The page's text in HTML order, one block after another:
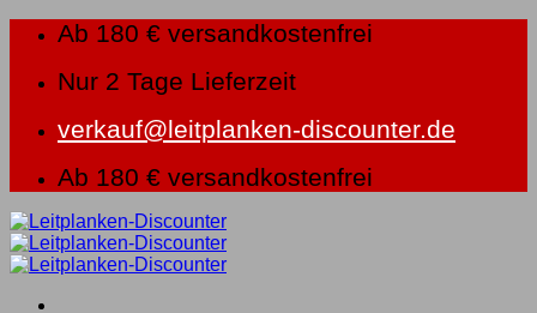
springen
Ab 180 € versandkostenfrei
Nur 2 Tage Lieferzeit
verkauf@leitplanken-discounter.de
Ab 180 € versandkostenfrei